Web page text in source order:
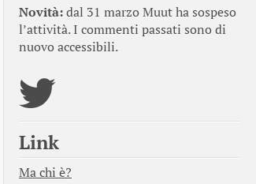
Novità:dal 31 marzo Muut ha sospeso
l’attività. I commenti passati sono di
nuovo accessibili.
Link
Ma chi è?